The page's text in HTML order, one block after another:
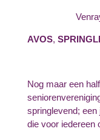
Venray,
AVOS,
Nog maar een
springlevend; een
die voor iedereen